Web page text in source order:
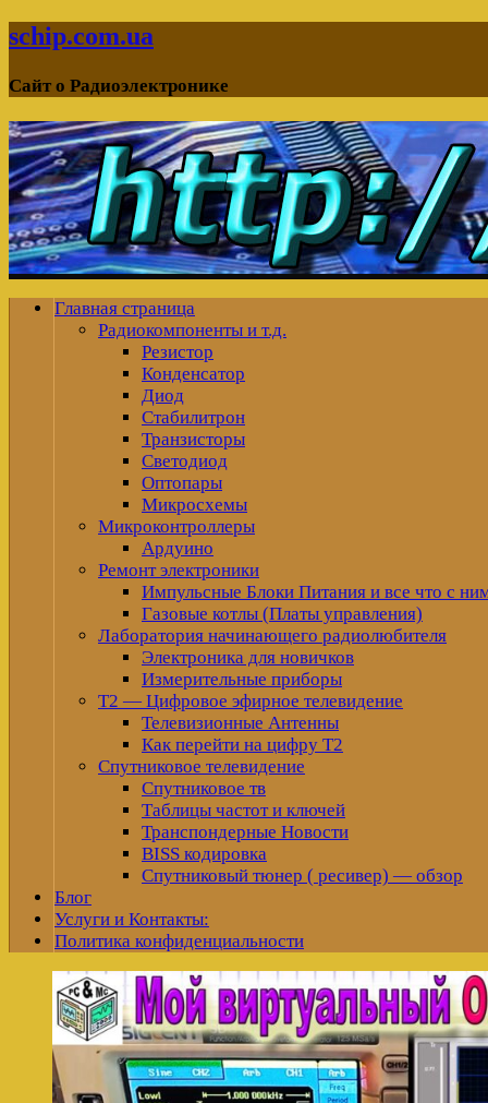
schip.com.ua
Сайт о Радиоэлектронике
Главная страница
Радиокомпоненты и т.д.
Резистор
Конденсатор
Диод
Стабилитрон
Транзисторы
Светодиод
Оптопары
Микросхемы
Микроконтроллеры
Ардуино
Ремонт электроники
Импульсные Блоки Питания и все что с
Газовые котлы (Платы управления)
Лаборатория начинающего радиолюбителя
Электроника для новичков
Измерительные приборы
Т2 — Цифровое эфирное телевидение
Телевизионные Антенны
Как перейти на цифру Т2
Спутниковое телевидение
Спутниковое тв
Таблицы частот и ключей
Транспондерные Новости
BISS кодировка
Спутниковый тюнер ( ресивер) — обзор
Блог
Услуги и Контакты:
Политика конфиденциальности